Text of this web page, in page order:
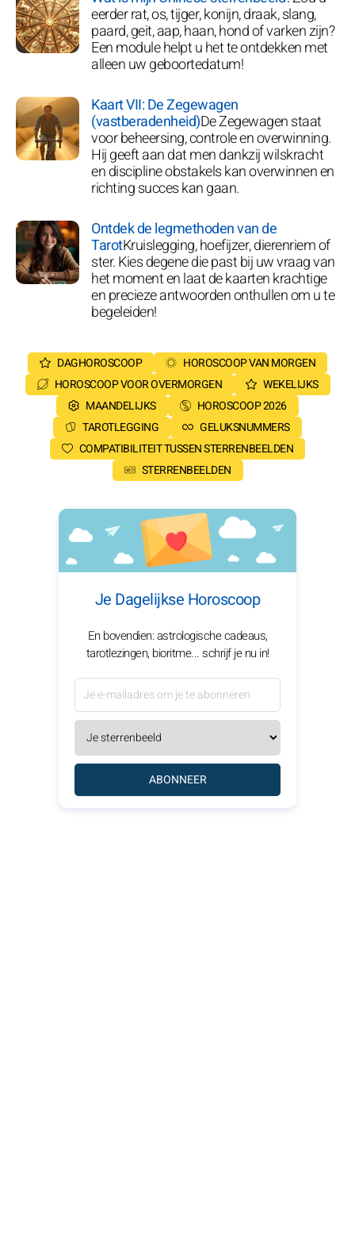
eerder rat, os, tijger, konijn, draak, slang,
paard, geit, aap, haan, hond of varken zijn?
Een module helpt u het te ontdekken met
alleen uw geboortedatum!
Kaart VII: De Zegewagen
(vastberadenheid)De Zegewagen staat
voor beheersing, controle en overwinning.
Hij geeft aan dat men dankzij wilskracht
en discipline obstakels kan overwinnen en
richting succes kan gaan.
Ontdek de legmethoden van de
TarotKruislegging, hoefijzer, dierenriem of
ster. Kies degene die past bij uw vraag van
het moment en laat de kaarten krachtige
en precieze antwoorden onthullen om u te
begeleiden!
DAGHOROSCOOP
HOROSCOOP VAN MORGEN
HOROSCOOP VOOR OVERMORGEN
WEKELIJKS
MAANDELIJKS
HOROSCOOP 2026
TAROTLEGGING
GELUKSNUMMERS
COMPATIBILITEIT TUSSEN STERRENBEELDEN
STERRENBEELDEN
Je Dagelijkse Horoscoop
En bovendien: astrologische cadeaus,
tarotlezingen, bioritme... schrijf je nu in!
ABONNEER